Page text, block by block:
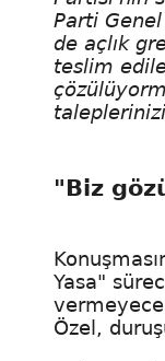
Parti Genel
de açlık
teslim
"Biz
Yasa"
Özel,